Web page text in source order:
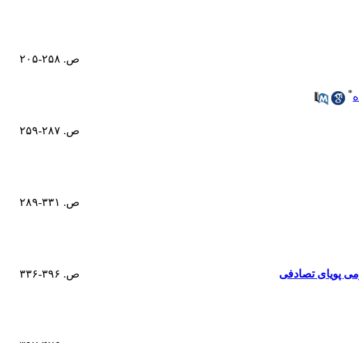
ص. ۲۵۸-۲۰۵
*
ص. ۲۸۷-۲۵۹
ص. ۳۳۱-۲۸۹
پویای تصادفی
ص. ۳۹۶-۳۳۶